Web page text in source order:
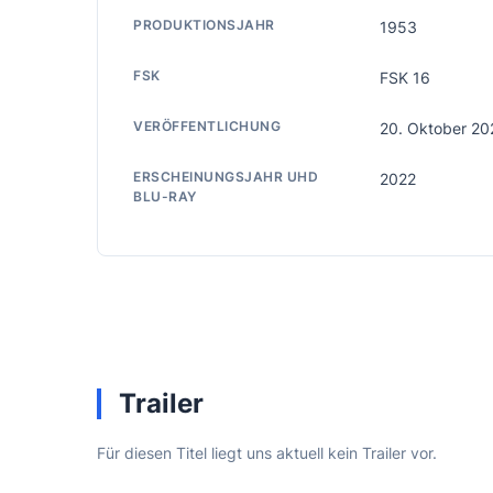
PRODUKTIONSJAHR 1953
FSK FSK 16
VERÖFFENTLICHUNG 20. Oktober
ERSCHEINUNGSJAHR UHD
BLU-RAY
2022
Trailer
Für diesen Titel liegt uns aktuell kein Trailer vor.